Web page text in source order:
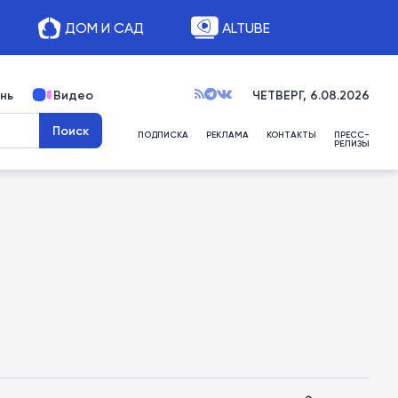
ДОМ И САД ALTUBE
Видео ЧЕТВЕРГ, 6.08.2026
ПОДПИСКА РЕКЛАМА КОНТАКТЫ ПРЕСС-
РЕЛИЗЫ